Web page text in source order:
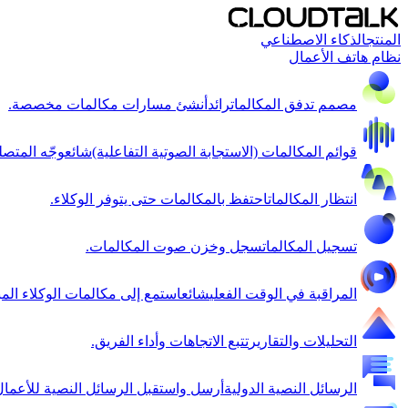
المنتجالذكاء الاصطناعي
نظام هاتف الأعمال
مصمم تدفق المكالماترائد أنشئ مسارات مكالمات مخصصة.
قوائم المكالمات (الاستجابة الصوتية التفاعلية)شائعوجّه
انتظار المكالماتاحتفظ بالمكالمات حتى يتوفر الوكلاء.
تسجيل المكالماتسجل وخزن صوت المكالمات.
المراقبة في الوقت الفعليشائعاستمع إلى مكالمات الوكلاء
التحليلات والتقارير تتبع الاتجاهات وأداء الفريق.
الرسائل النصية الدولية أرسل واستقبل الرسائل النصية